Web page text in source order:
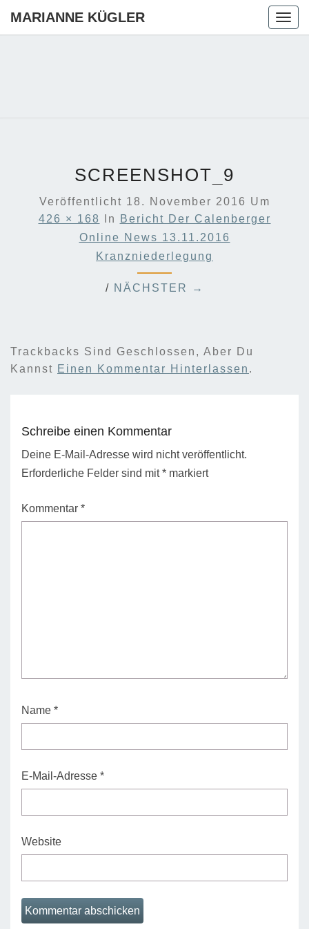
MARIANNE KÜGLER
SCREENSHOT_9
Veröffentlicht 18. November 2016 Um
426 × 168
In
Bericht Der Calenberger
Online News 13.11.2016
Kranzniederlegung
/ NÄCHSTER →
Trackbacks Sind Geschlossen, Aber Du
Kannst Einen Kommentar Hinterlassen .
Schreibe einen Kommentar
Deine E-Mail-Adresse wird nicht veröffentlicht.
Erforderliche Felder sind mit* markiert
Kommentar *
Name *
E-Mail-Adresse *
Website